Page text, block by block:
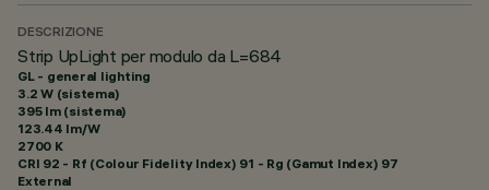
DESCRIZIONE
Strip UpLight per modulo da L=684
GL - general lighting
3.2 W (sistema)
395 lm (sistema)
123.44 lm/W
2700 K
CRI 92 - Rf (Colour Fidelity Index) 91 - Rg (Gamut Index) 97
External